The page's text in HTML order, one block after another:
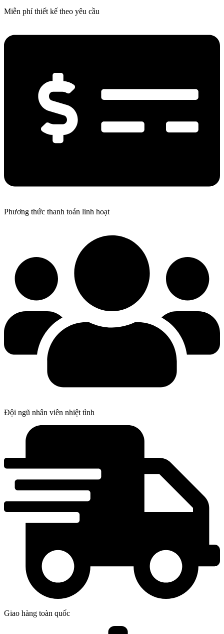
Miễn phí thiết kế theo yêu cầu
Phương thức thanh toán linh hoạt
Đội ngũ nhân viên nhiệt tình
Giao hàng toàn quốc